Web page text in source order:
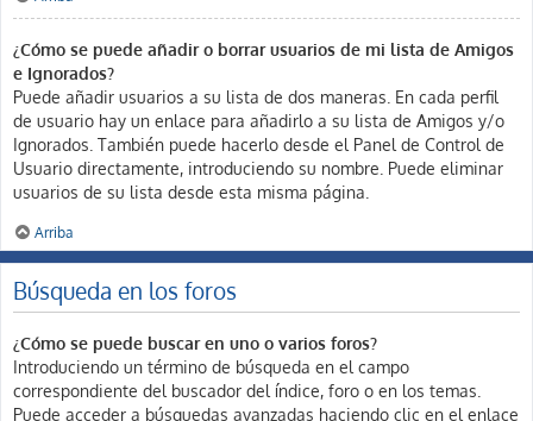
¿Cómo se puede añadir o borrar usuarios de mi lista de Amigos
e Ignorados?
Puede añadir usuarios a su lista de dos maneras. En cada perfil
de usuario hay un enlace para añadirlo a su lista de Amigos y/o
Ignorados. También puede hacerlo desde el Panel de Control de
Usuario directamente, introduciendo su nombre. Puede eliminar
usuarios de su lista desde esta misma página.
Arriba
Búsqueda en los foros
¿Cómo se puede buscar en uno o varios foros?
Introduciendo un término de búsqueda en el campo
correspondiente del buscador del índice, foro o en los temas.
Puede acceder a búsquedas avanzadas haciendo clic en el enlace